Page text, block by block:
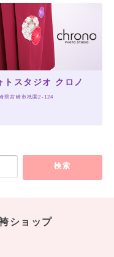
トスタジオ クロノ
県宮崎市祇園2-124
検索
ショップ